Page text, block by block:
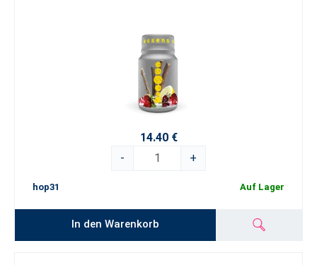
14.40 €
-
+
hop31 Auf Lager
In den Warenkorb